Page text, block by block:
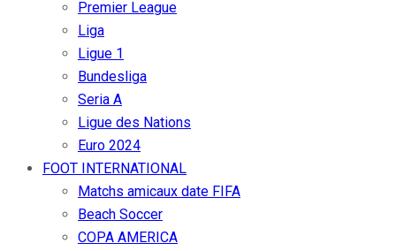
Premier League
Liga
Ligue 1
Bundesliga
Seria A
Ligue des Nations
Euro 2024
FOOT INTERNATIONAL
Matchs amicaux date FIFA
Beach Soccer
COPA AMERICA